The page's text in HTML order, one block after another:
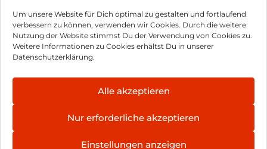
Um unsere Website für Dich optimal zu gestalten und fortlaufend
verbessern zu können, verwenden wir Cookies. Durch die weitere
Nutzung der Website stimmst Du der Verwendung von Cookies zu.
Weitere Informationen zu Cookies erhältst Du in unserer
Datenschutzerklärung.
Alle akzeptieren
Nur erforderliche akzeptieren
Einstellungen anzeigen
Impressum
Hinweis zur Batterieentsorgung